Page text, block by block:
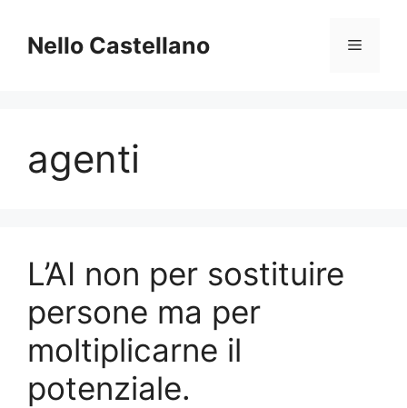
contentNello Castellano Menu
agenti
L’AI non per sostituire
persone ma per
moltiplicarne il
potenziale.